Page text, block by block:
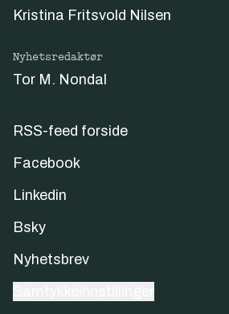
Kristina Fritsvold Nilsen
Nyhetsredaktør
Tor M. Nondal
RSS-feed forside
Facebook
Linkedin
Bsky
Nyhetsbrev